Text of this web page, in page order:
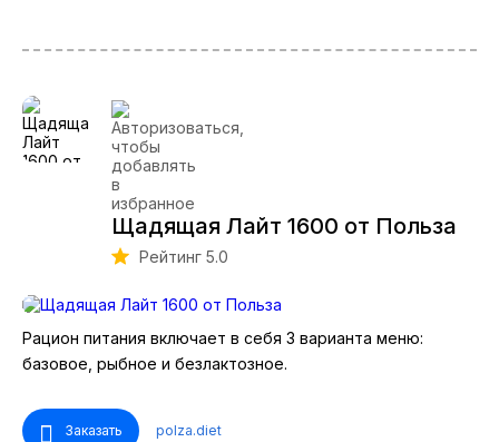
Щадящая Лайт 1600 от Польза
Рейтинг 5.0
Рацион питания включает в себя 3 варианта меню:
базовое, рыбное и безлактозное.
Заказать polza.diet